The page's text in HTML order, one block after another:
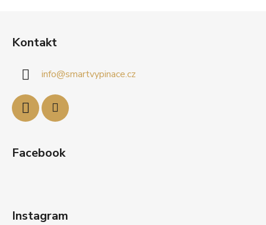
Kontakt
info@smartvypinace.cz
Facebook
Instagram